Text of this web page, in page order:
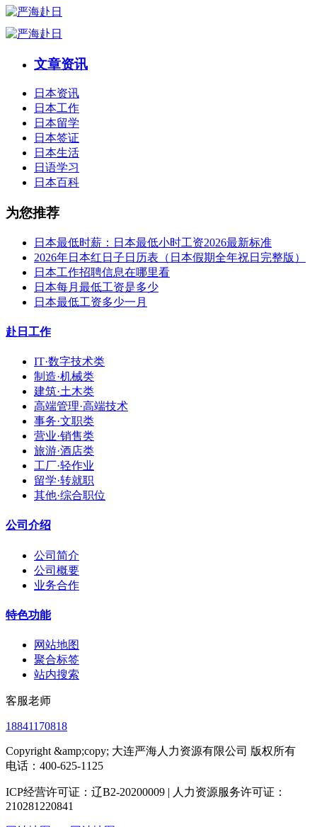
文章资讯
日本资讯
日本工作
日本留学
日本签证
日本生活
日语学习
日本百科
为您推荐
日本最低时薪：日本最低小时工资2026最新标准
2026年日本红日子日历表（日本假期全年祝日完整版）
日本工作招聘信息在哪里看
日本每月最低工资是多少
日本最低工资多少一月
赴日工作
IT·数字技术类
制造·机械类
建筑·土木类
高端管理·高端技术
事务·文职类
营业·销售类
旅游·酒店类
工厂·轻作业
留学·转就职
其他·综合职位
公司介绍
公司简介
公司概要
业务合作
特色功能
网站地图
聚合标签
站内搜索
客服老师
18841170818
Copyright &amp;copy; 大连严海人力资源有限公司 版权所有
电话：400-625-1125
ICP经营许可证：辽B2-20200009 | 人力资源服务许可证：
210281220841